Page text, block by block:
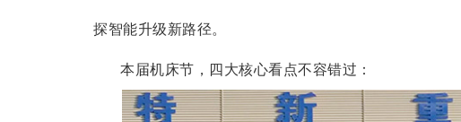
探智能升级新路径。
本届机床节，四大核心看点不容错过：